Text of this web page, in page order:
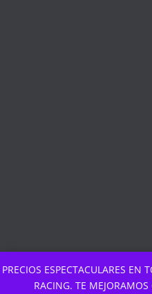
PRECIOS ESPECTACULARES EN
RACING. TE MEJORAMOS